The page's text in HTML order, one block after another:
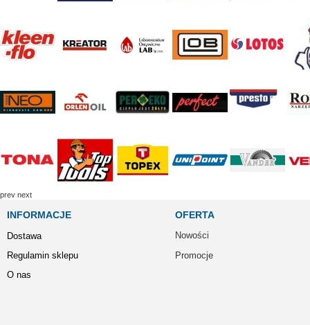
prev next
INFORMACJE
Dostawa
Regulamin sklepu
O nas
OFERTA
Nowości
Promocje